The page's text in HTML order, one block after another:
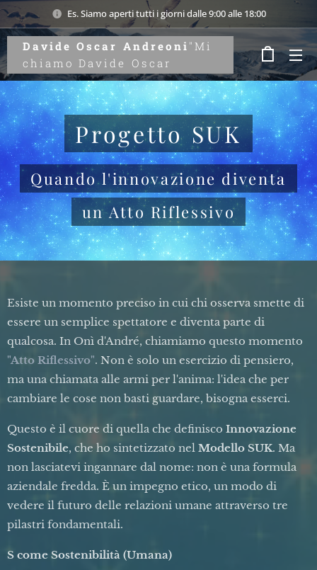
Es. Siamo aperti tutti i giorni dalle 9:00 alle 18:00
Davide Oscar Andreoni "Mi
chiamo Davide Oscar
Andreoni. Attraverso
l'introspezione e lo studio
dei legami tra uomo e
natura, aiuto a riscoprire il
valore della parola
autentica. Benvenuti su
Onidandre, il mio
laboratorio del
pensiero."Andreoni
Progetto SUK
Quando l'innovazione diventa
un Atto Riflessivo
Esiste un momento preciso in cui chi osserva smette di
essere un semplice spettatore e diventa parte di
qualcosa. In Onì d'André, chiamiamo questo momento
"Atto Riflessivo". Non è solo un esercizio di pensiero,
ma una chiamata alle armi per l'anima: l'idea che per
cambiare le cose non basti guardare, bisogna esserci.
Questo è il cuore di quella che definisco Innovazione
Sostenibile, che ho sintetizzato nel Modello SUK. Ma
non lasciatevi ingannare dal nome: non è una formula
aziendale fredda. È un impegno etico, un modo di
vedere il futuro delle relazioni umane attraverso tre
pilastri fondamentali.
S come Sostenibilità (Umana)